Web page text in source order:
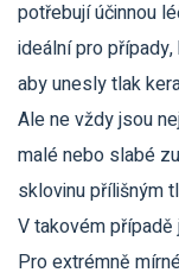
potřebují účinnou
ideální pro
aby unesly tlak
Ale ne vždy jsou
malé nebo slabé
sklovinu přílišným
V takovém
Pro extrémně